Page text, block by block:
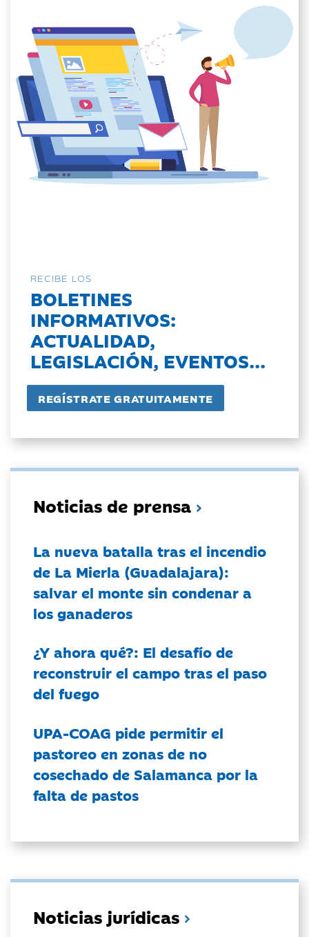
RECIBE LOS
BOLETINES
INFORMATIVOS:
ACTUALIDAD,
LEGISLACIÓN, EVENTOS...
Noticias de prensa
La nueva batalla tras el incendio
de La Mierla (Guadalajara):
salvar el monte sin condenar a
los ganaderos
¿Y ahora qué?: El desafío de
reconstruir el campo tras el paso
del fuego
UPA-COAG pide permitir el
pastoreo en zonas de no
cosechado de Salamanca por la
falta de pastos
Noticias jurídicas